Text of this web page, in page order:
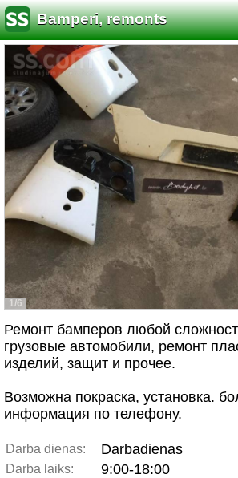
Bamperi, remonts
1/6
Ремонт бамперов любой
грузовые автомобили, ремонт
изделий, защит и прочее.
Возможна покраска, установка.
информация по телефону.
Darba dienas: Darbadienas
Darba laiks: 9:00-18:00